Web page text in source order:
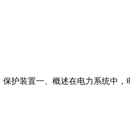
护装置一、概述在电力系统中